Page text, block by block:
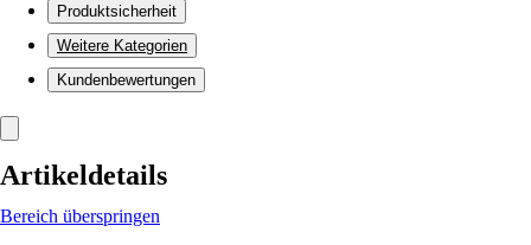
Produktsicherheit
Weitere Kategorien
Kundenbewertungen
Artikeldetails
Bereich überspringen